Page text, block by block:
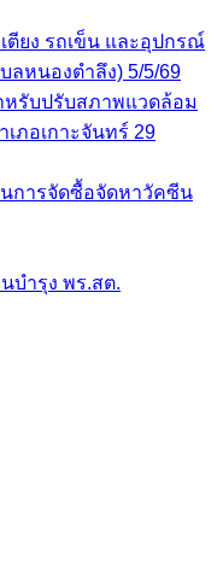
ยง รถเข็น และอุปกรณ์
ลหนองตำลึง) 5/5/69
หรับปรับสภาพแวดล้อมที่
อเกาะจันทร์ 29 เมษายน
การจัดซื้อจัดหาวัคซีน
บำรุง พร.สต.